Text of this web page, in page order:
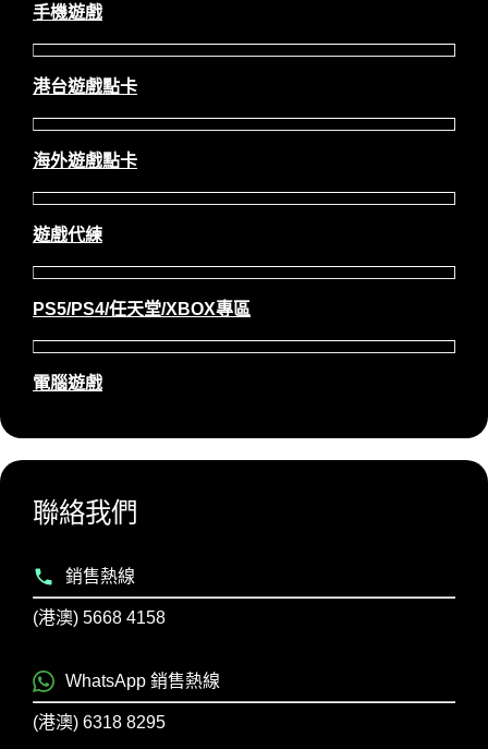
手機遊戲
港台遊戲點卡
海外遊戲點卡
遊戲代練
PS5/PS4/任天堂/XBOX專區
電腦遊戲
聯絡我們
銷售熱線
(港澳) 5668 4158
WhatsApp 銷售熱線
(港澳) 6318 8295